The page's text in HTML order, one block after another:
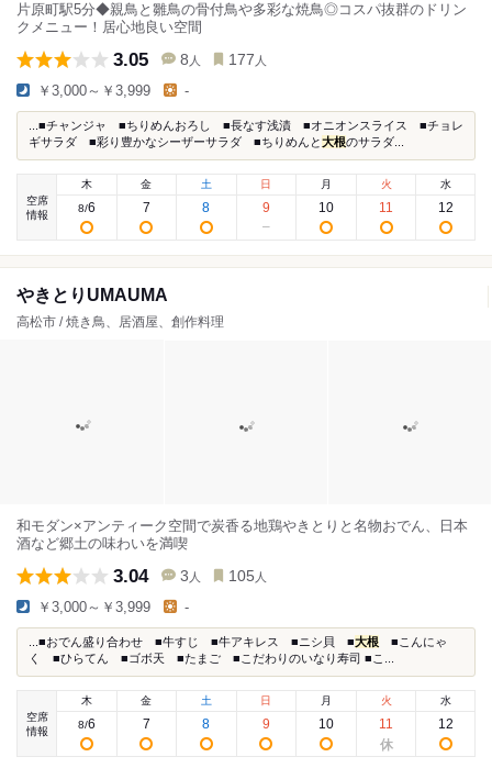
片原町駅5分◆親鳥と雛鳥の骨付鳥や多彩な焼鳥◎コスパ抜群のドリン
クメニュー！居心地良い空間
3.05 8 人 177 人
￥3,000～￥3,999 -
...■チャンジャ ■ちりめんおろし ■長なす浅漬 ■オニオンスライス ■チョレ
ギサラダ ■彩り豊かなシーザーサラダ ■ちりめんと大根のサラダ...
空席
情報
木
8/6
金
7
土
8
日
9
月
10
火
11
水
12
やきとりUMAUMA
高松市 / 焼き鳥、居酒屋、創作料理
和モダン×アンティーク空間で炭香る地鶏やきとりと名物おでん、日本
酒など郷土の味わいを満喫
3.04 3 人 105 人
￥3,000～￥3,999 -
...■おでん盛り合わせ ■牛すじ ■牛アキレス ■ニシ貝 ■大根 ■こんにゃ
く ■ひらてん ■ゴボ天 ■たまご ■こだわりのいなり寿司 ■こ...
空席
情報
木
8/6
金
7
土
8
日
9
月
10
火
11
水
12